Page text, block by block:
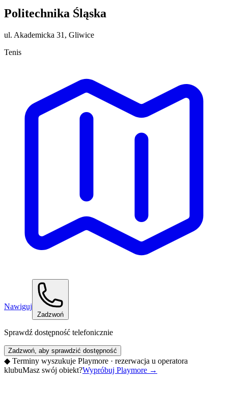
Politechnika Śląska
ul. Akademicka 31, Gliwice
Tenis
Nawiguj
Zadzwoń
Sprawdź dostępność telefonicznie
Zadzwoń, aby sprawdzić dostępność
◆ Terminy wyszukuje Playmore · rezerwacja u operatora
klubuMasz swój obiekt?Wypróbuj Playmore →